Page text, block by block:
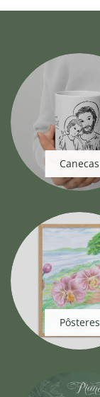
Canecas
Pôsteres